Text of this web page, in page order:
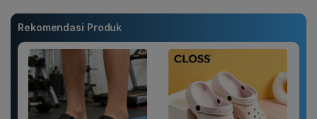
Rekomendasi Produk